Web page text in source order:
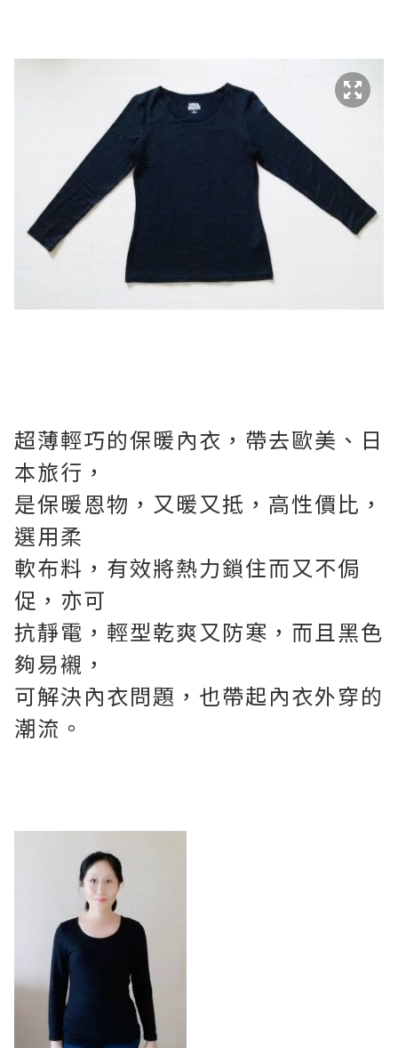
超薄輕巧的保暖內衣，帶去歐美、日
本旅行，
是保暖恩物，又暖又抵，高性價比，
選用柔
軟布料，有效將熱力鎖住而又不侷
促，亦可
抗靜電，輕型乾爽又防寒，而且黑色
夠易襯，
可解決內衣問題，也帶起內衣外穿的
潮流。